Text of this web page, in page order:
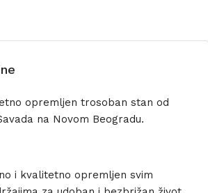
opremljen trosoban stan od
na Novom Beogradu.
i kvalitetno opremljen svim